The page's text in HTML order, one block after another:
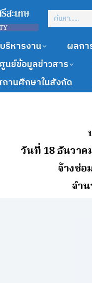
ริหารงาน ผลกา
ศูนย์ข้อมูลข่าวสาร
ถานศึกษาในสังกัด
วันที่ 18 ธันวาค
จ้างซ่
จํา